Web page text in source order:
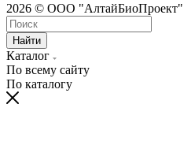
2026 © ООО "АлтайБиоПроект"
Найти
Каталог
По всему сайту
По каталогу